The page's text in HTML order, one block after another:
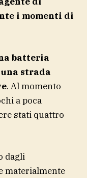
i momenti di
batteria
strada
. Al momento
a poca
stati quattro
dagli
materialmente